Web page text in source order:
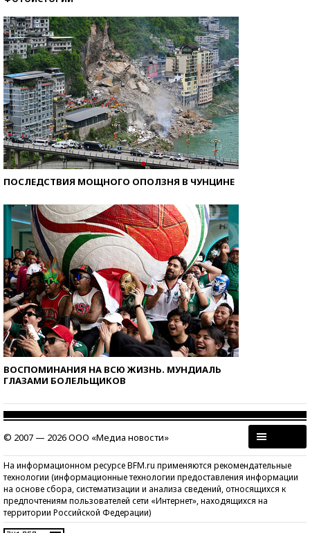
ПОСЛЕДСТВИЯ МОЩНОГО ОПОЛЗНЯ В ЧУНЦИНЕ
ВОСПОМИНАНИЯ НА ВСЮ ЖИЗНЬ. МУНДИАЛЬ
ГЛАЗАМИ БОЛЕЛЬЩИКОВ
© 2007 — 2026 ООО «Медиа новости»
На информационном ресурсе BFM.ru применяются рекомендательные
технологии (информационные технологии предоставления информации
на основе сбора, систематизации и анализа сведений, относящихся к
предпочтениям пользователей сети «Интернет», находящихся на
территории Российской Федерации)